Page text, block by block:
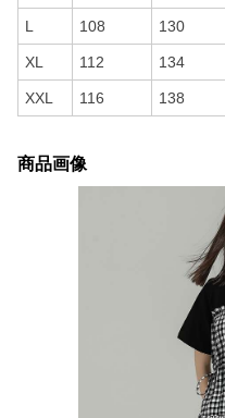
L 108 130
XL 112 134
XXL 116 138
商品画像